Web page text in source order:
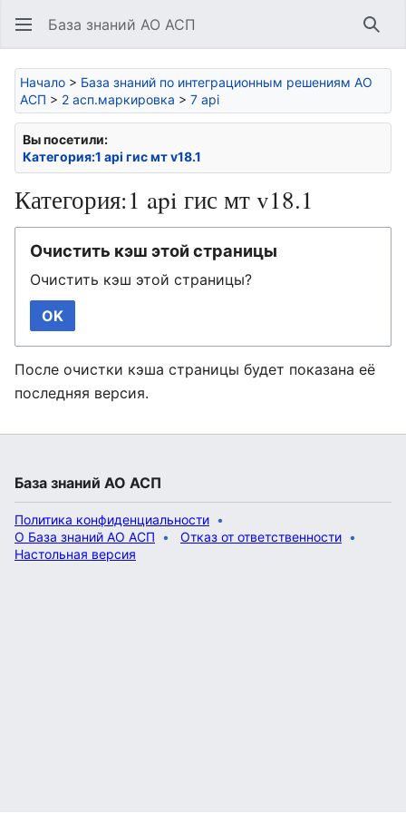
База знаний АО АСП
Начало > База знаний по интеграционным решениям АО
АСП > 2 асп.маркировка > 7 api
Вы посетили:
Категория:1 api гис мт v18.1
Категория:1 api гис мт v18.1
Очистить кэш этой страницы
Очистить кэш этой страницы?
OK
После очистки кэша страницы будет показана её
последняя версия.
База знаний АО АСП
Политика конфиденциальности
О База знаний АО АСП
Отказ от ответственности
Настольная версия